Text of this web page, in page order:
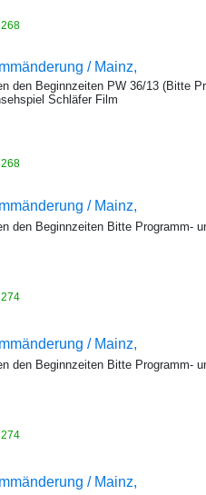
/ Mainz,
den Beginnzeiten PW 36/13 (Bitte
Schläfer Film
/ Mainz,
den Beginnzeiten Bitte Programm-
/ Mainz,
den Beginnzeiten Bitte Programm-
/ Mainz,